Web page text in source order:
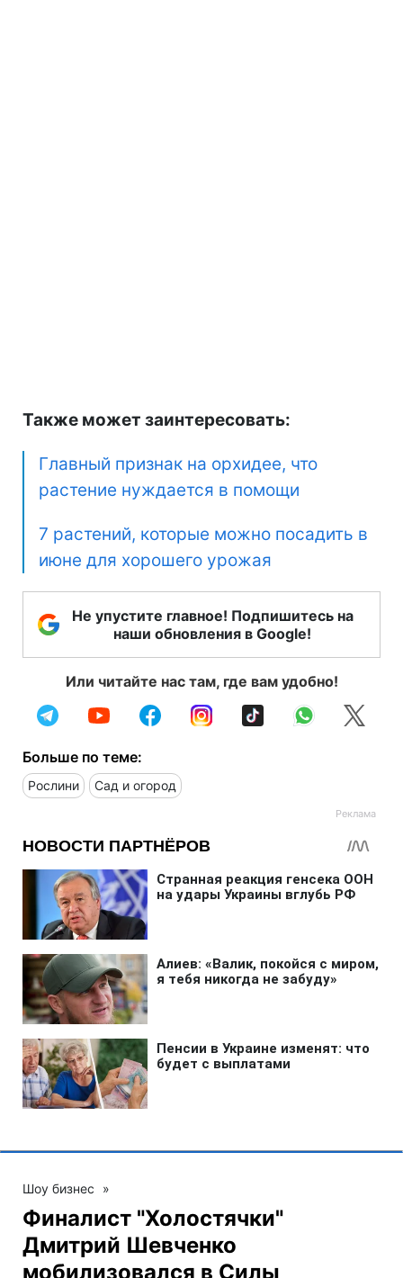
Также может заинтересовать:
Главный признак на орхидее, что
растение нуждается в помощи
7 растений, которые можно посадить в
июне для хорошего урожая
Не упустите главное! Подпишитесь на
наши обновления в Google!
Или читайте нас там, где вам удобно!
Больше по теме:
Рослини Сад и огород
Шоу бизнес »
Финалист "Холостячки"
Дмитрий Шевченко
мобилизовался в Силы